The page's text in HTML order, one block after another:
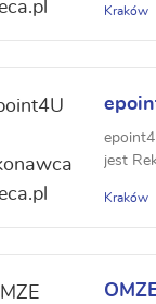
Kraków
jest
Kraków